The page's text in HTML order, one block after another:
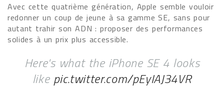
Avec cette quatrième génération, Apple semble vouloir
redonner un coup de jeune à sa gamme SE, sans pour
autant trahir son ADN : proposer des performances
solides à un prix plus accessible.
Here's what the iPhone SE 4 looks
like pic.twitter.com/pEyIAJ34VR